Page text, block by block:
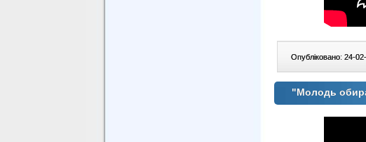
Опубліковано: 24-
"Молодь